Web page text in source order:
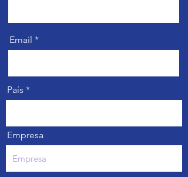
Email
País
Empresa